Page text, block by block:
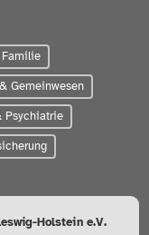
Familie
Gemeinwesen
Psychiatrie
Holstein e.V.